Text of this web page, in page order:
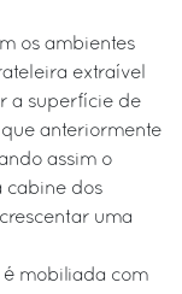
os ambientes
extraível
a superfície de
anteriormente
assim o
cabine dos
uma
é mobiliada com